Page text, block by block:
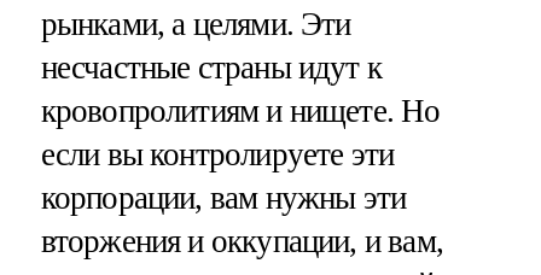
рынками, а целями. Эти
несчастные страны идут к
кровопролитиям и нищете. Но
если вы контролируете эти
корпорации, вам нужны эти
вторжения и оккупации, и вам,